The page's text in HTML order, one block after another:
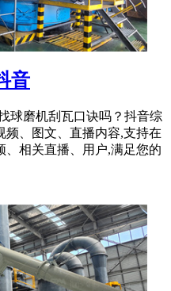
音
球磨机刮瓦口诀吗？抖音综
频、图文、直播内容,支持在
、相关直播、用户,满足您的